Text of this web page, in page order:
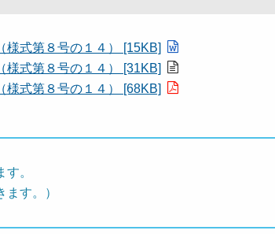
式第８号の１４） [15KB]
式第８号の１４） [31KB]
式第８号の１４） [68KB]
。
ます。）